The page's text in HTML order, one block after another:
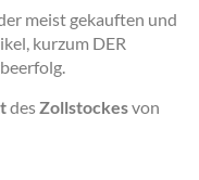
meist gekauften und
kurzum DER
des Zollstockesvon